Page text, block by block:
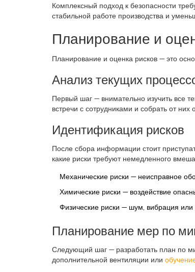
Комплексный подход к безопасности
стабильной работе производства и
Планирование и
Планирование и оценка рисков — это
Анализ текущих
Первый шаг — внимательно изучить все
встречи с сотрудниками и собрать от
Идентификация рисков
После сбора информации стоит
какие риски требуют немедленного
Механические риски — неисправное
Химические риски — воздействие
Физические риски — шум, вибрация
Планирование мер по
Следующий шаг — разработать план по
дополнительной вентиляции или